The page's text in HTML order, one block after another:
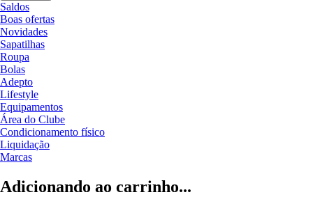
Saldos
Boas ofertas
Novidades
Sapatilhas
Roupa
Bolas
Adepto
Lifestyle
Equipamentos
Área do Clube
Condicionamento físico
Liquidação
Marcas
Adicionando ao carrinho...